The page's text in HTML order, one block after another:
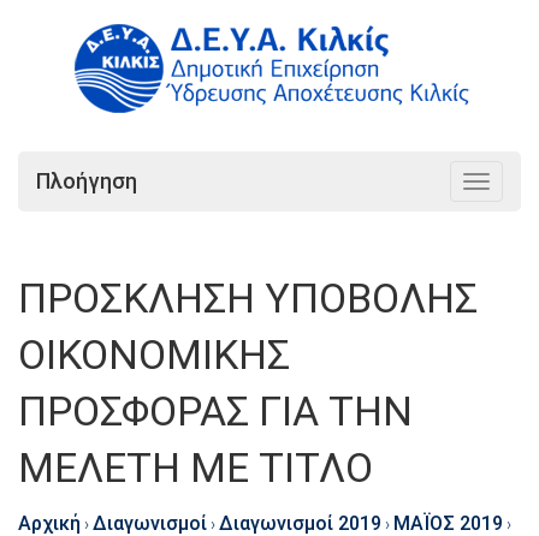
Toggle
Πλοήγηση
ΠΡΟΣΚΛΗΣΗ ΥΠΟΒΟΛΗΣ
ΟΙΚΟΝΟΜΙΚΗΣ
ΠΡΟΣΦΟΡΑΣ ΓΙΑ ΤΗΝ
ΜΕΛΕΤΗ ΜΕ ΤΙΤΛΟ
Αρχική ›Διαγωνισμοί ›Διαγωνισμοί 2019 › ΜΑΪΟΣ 2019 ›